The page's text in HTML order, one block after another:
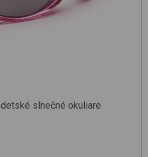
detské slnečné okuliare